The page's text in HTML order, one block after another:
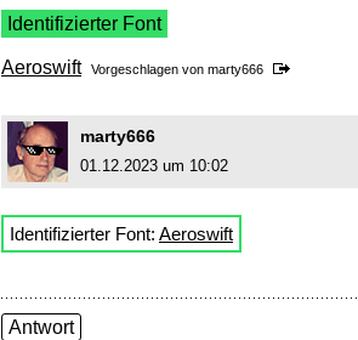
Identifizierter Font
Aeroswift Vorgeschlagen von marty666
marty666
01.12.2023 um 10:02
Identifizierter Font: Aeroswift
Antwort